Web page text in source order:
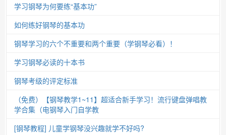
学习钢琴为何要练“基本功”
如何练好钢琴的基本功
钢琴学习的六个不重要和两个重要（学钢琴必看）！
学习钢琴必读的十本书
钢琴考级的评定标准
（免费）【钢琴教学1~11】超适合新手学习！流行键盘弹唱教
学合集（电钢琴入门自学教
[钢琴教程] 儿童学钢琴没兴趣就学不好吗?